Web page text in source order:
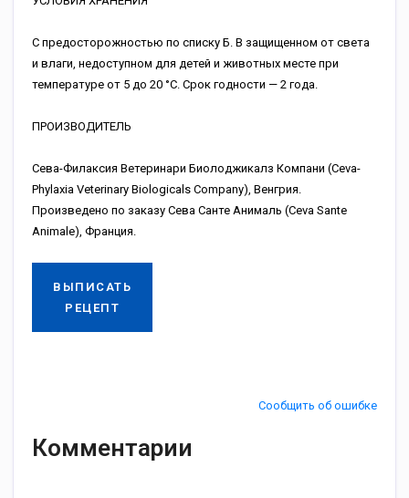
С предосторожностью по списку Б. В защищенном от света
и влаги, недоступном для детей и животных месте при
температуре от 5 до 20 °С. Срок годности — 2 года.
ПРОИЗВОДИТЕЛЬ
Сева-Филаксия Ветеринари Биолоджикалз Компани (Ceva-
Phylaxia Veterinary Biologicals Company), Венгрия.
Произведено по заказу Сева Санте Анималь (Ceva Sante
Animale), Франция.
ВЫПИСАТЬ
РЕЦЕПТ
Сообщить об ошибке
Комментарии